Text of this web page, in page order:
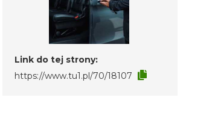
Link do tej strony:
https://www.tu1.pl/70/18107